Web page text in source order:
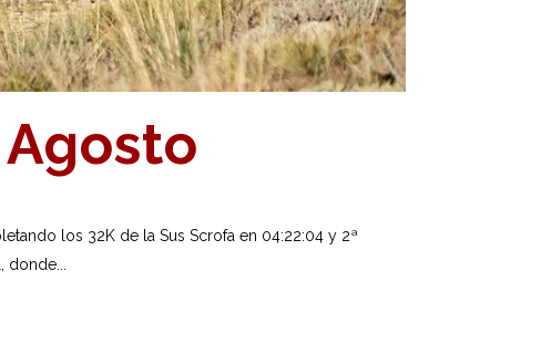
los 32K de la Sus Scrofa en 04:22:04 y 2ª
donde...